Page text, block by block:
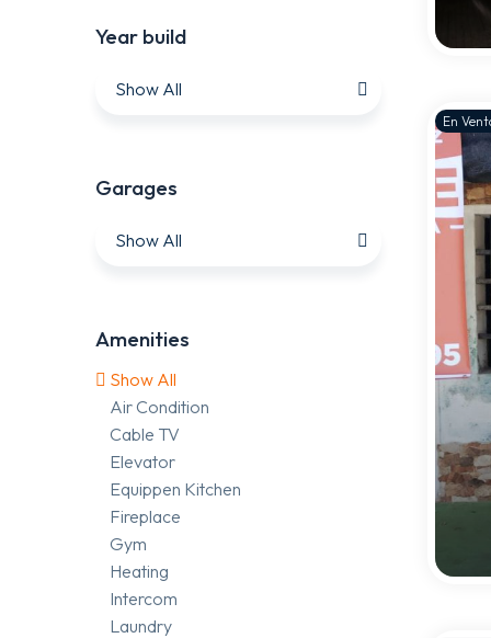
Year build
Show All
Garages
Show All
Amenities
Show All
Air Condition
Cable TV
Elevator
Equippen Kitchen
Fireplace
Gym
Heating
Intercom
Laundry
En